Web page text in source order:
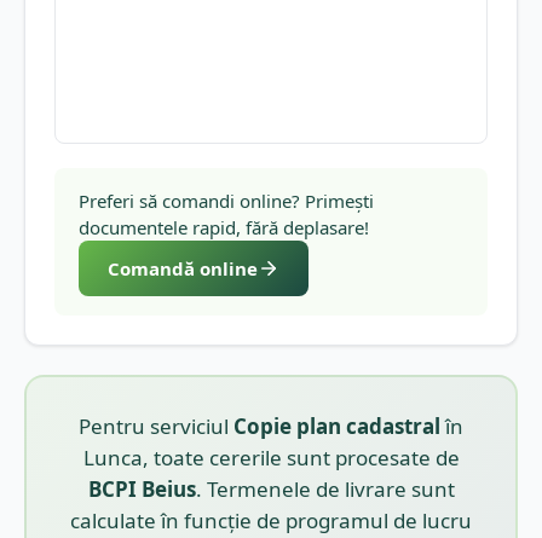
Preferi să comandi online? Primești
documentele rapid, fără deplasare!
Comandă online
Pentru serviciul Copie plan cadastralîn
Lunca, toate cererile sunt procesate de
BCPI Beius. Termenele de livrare sunt
calculate în funcție de programul de lucru